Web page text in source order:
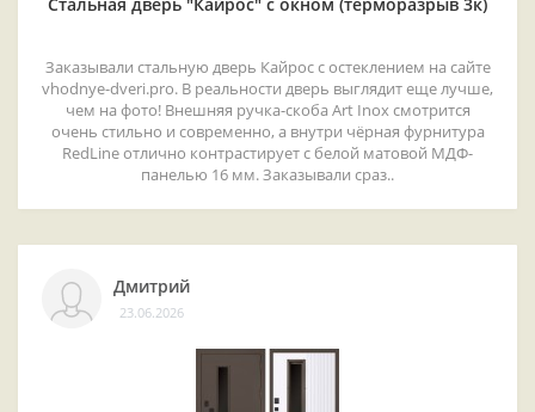
Заказывали стальную дверь Кайрос с остеклением на сайте
vhodnye-dveri.pro. В реальности дверь выглядит еще лучше,
чем на фото! Внешняя ручка-скоба Art Inox смотрится
очень стильно и современно, а внутри чёрная фурнитура
RedLine отлично контрастирует с белой матовой МДФ-
панелью 16 мм. Заказывали сраз..
Дмитрий
23.06.2026